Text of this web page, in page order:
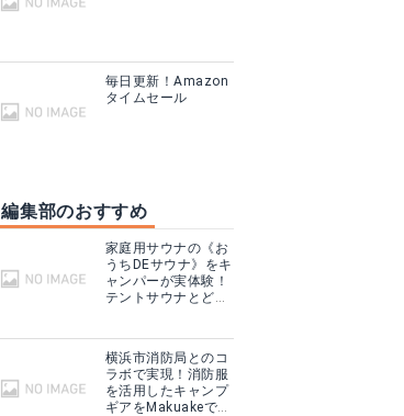
毎日更新！Amazon
タイムセール
編集部のおすすめ
家庭用サウナの《お
うちDEサウナ》をキ
ャンパーが実体験！
テントサウナとどこ
横浜市消防局とのコ
ラボで実現！消防服
を活用したキャンプ
ギアをMakuakeで予